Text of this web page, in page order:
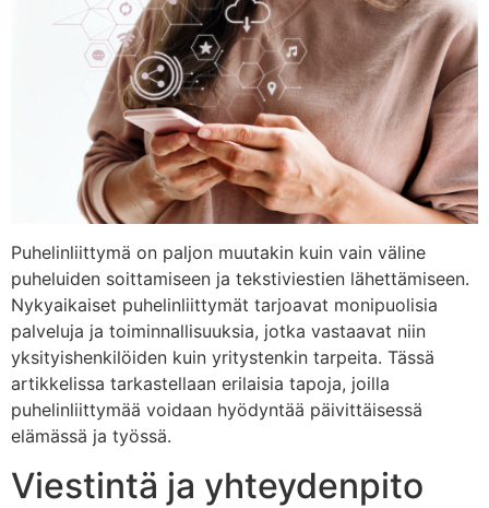
Puhelinliittymä on paljon muutakin kuin vain väline
puheluiden soittamiseen ja tekstiviestien lähettämiseen.
Nykyaikaiset puhelinliittymät tarjoavat monipuolisia
palveluja ja toiminnallisuuksia, jotka vastaavat niin
yksityishenkilöiden kuin yritystenkin tarpeita. Tässä
artikkelissa tarkastellaan erilaisia tapoja, joilla
puhelinliittymää voidaan hyödyntää päivittäisessä
elämässä ja työssä.
Viestintä ja yhteydenpito